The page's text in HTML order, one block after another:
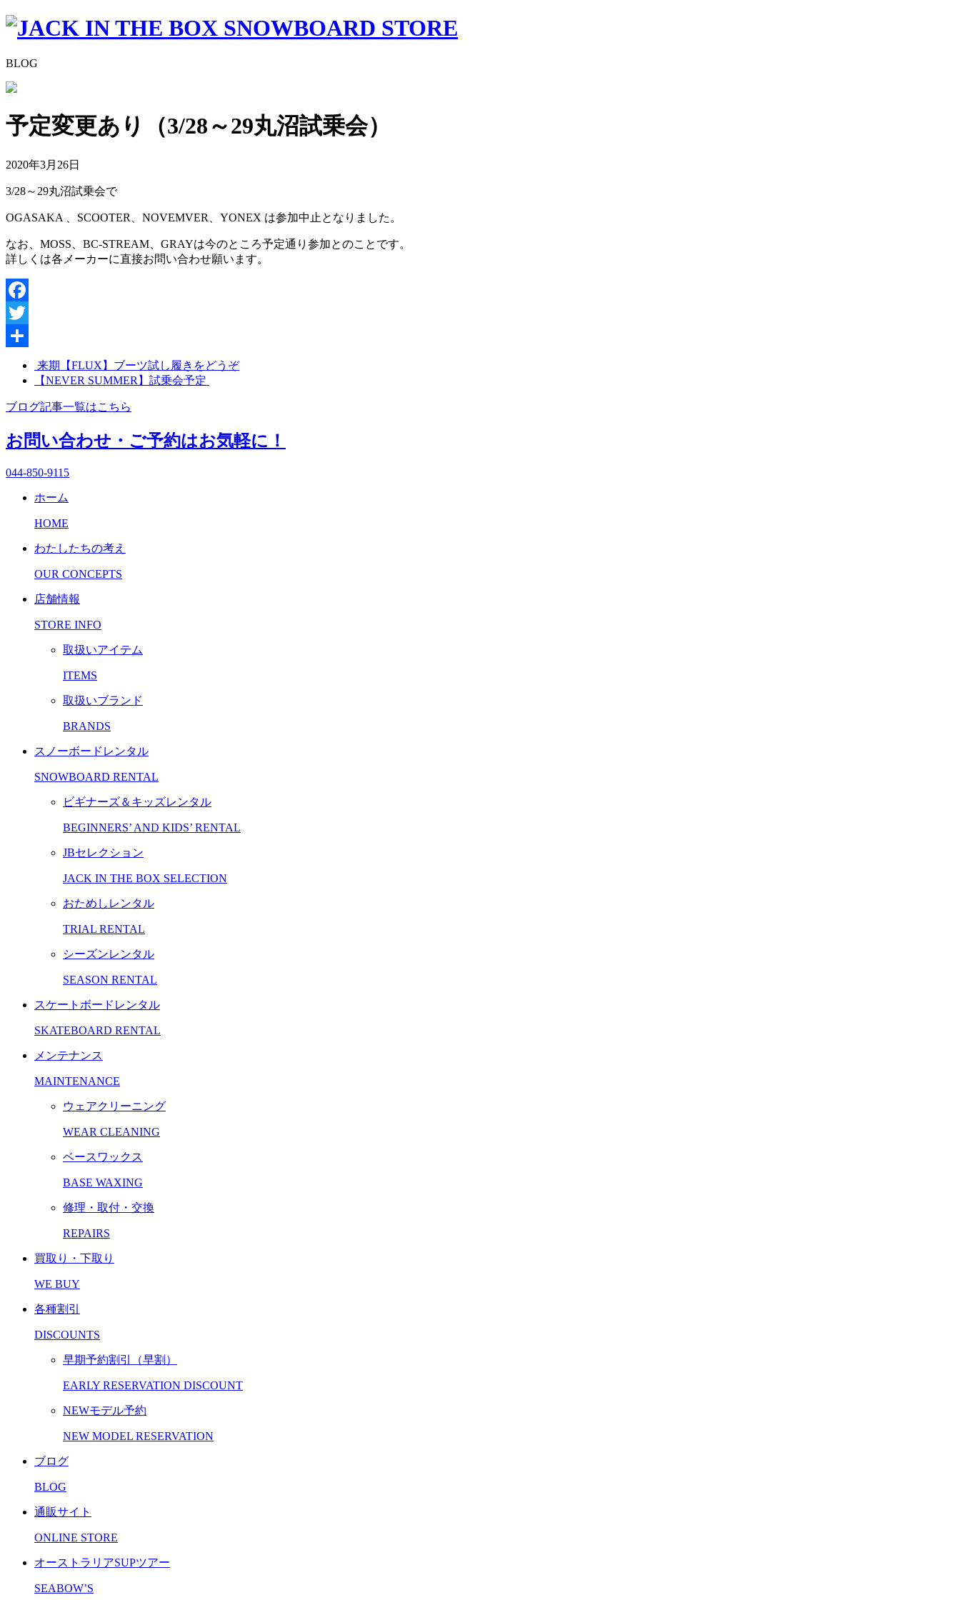
BLOG
予定変更あり（3/28～29丸沼試乗会）
2020年3月26日
3/28～29丸沼試乗会で
OGASAKA 、SCOOTER、NOVEMVER、YONEX は参加中止となりました。
なお、MOSS、BC-STREAM、GRAYは今のところ予定通り参加とのことです。
詳しくは各メーカーに直接お問い合わせ願います。
Facebook
Twitter
来期【FLUX】ブーツ試し履きをどうぞ
【NEVER SUMMER】試乗会予定
ブログ記事一覧はこちら
お問い合わせ・ご予約はお気軽に！
044-850-9115
ホーム
HOME
わたしたちの考え
OUR CONCEPTS
店舗情報
STORE INFO
取扱いアイテム
ITEMS
取扱いブランド
BRANDS
スノーボードレンタル
SNOWBOARD RENTAL
ビギナーズ＆キッズレンタル
BEGINNERS’ AND KIDS’ RENTAL
JBセレクション
JACK IN THE BOX SELECTION
おためしレンタル
TRIAL RENTAL
シーズンレンタル
SEASON RENTAL
スケートボードレンタル
SKATEBOARD RENTAL
メンテナンス
MAINTENANCE
ウェアクリーニング
WEAR CLEANING
ベースワックス
BASE WAXING
修理・取付・交換
REPAIRS
買取り・下取り
WE BUY
各種割引
DISCOUNTS
早期予約割引（早割）
EARLY RESERVATION DISCOUNT
NEWモデル予約
NEW MODEL RESERVATION
ブログ
BLOG
通販サイト
ONLINE STORE
オーストラリアSUPツアー
SEABOW’S